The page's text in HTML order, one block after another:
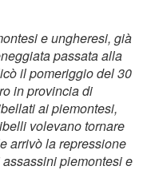
e ungheresi, già
passata alla
il pomeriggio del 30
in provincia di
ai piemontesi,
volevano tornare
arrivò la repressione
piemontesi e